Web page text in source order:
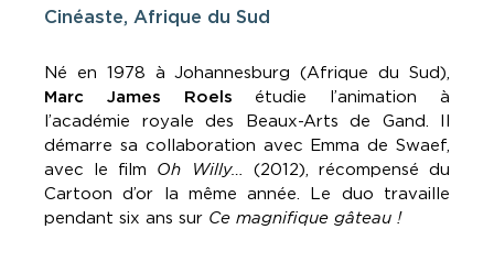
Cinéaste, Afrique du Sud
Né en 1978 à Johannesburg (Afrique du Sud),
Marc James Roels étudie l’animation à
l’académie royale des Beaux-Arts de Gand. Il
démarre sa collaboration avec Emma de Swaef,
avec le film Oh Willy… (2012), récompensé du
Cartoon d’or la même année. Le duo travaille
pendant six ans sur Ce magnifique gâteau !